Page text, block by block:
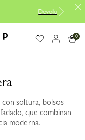
0
con soltura, bolsos
que combinan
moderna.